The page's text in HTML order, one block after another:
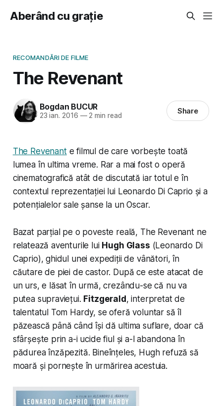
Aberând cu grație
RECOMANDĂRI DE FILME
The Revenant
Bogdan BUCUR
23 ian. 2016 —2 min read Share
The Revenante filmul de care vorbește toată
lumea în ultima vreme. Rar a mai fost o operă
cinematografică atât de discutată iar totul e în
contextul reprezentației lui Leonardo Di Caprio și a
potențialelor sale șanse la un Oscar.
Bazat parțial pe o poveste reală, The Revenant ne
relatează aventurile lui Hugh Glass (Leonardo Di
Caprio), ghidul unei expediții de vânători, în
căutare de piei de castor. După ce este atacat de
un urs, e lăsat în urmă, crezându-se că nu va
putea supraviețui. Fitzgerald, interpretat de
talentatul Tom Hardy, se oferă voluntar să îl
păzească până când își dă ultima suflare, doar că
sfârșește prin a-i ucide fiul și a-l abandona în
pădurea înzăpezită. Bineînțeles, Hugh refuză să
moară și pornește în urmărirea acestuia.